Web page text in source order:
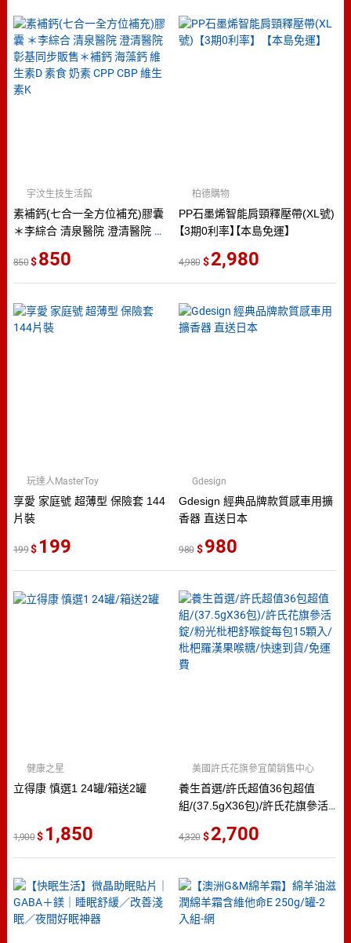
素補鈣(七合一全方位補充)膠囊
＊李綜合 清泉醫院 澄清醫院 彰
素D 素食 奶素 CPP CBP 維生素
K
宇汶生技生活館
850 850
PP石墨烯智能肩頸釋壓帶(XL號)
【3期0利率】【本島免運】
柏德購物
4,980 2,980
享愛 家庭號 超薄型 保險套 144
片裝
玩達人MasterToy
199 199
Gdesign 經典品牌款質感車用擴
香器 直送日本
Gdesign
980 980
立得康 慎選1 24罐/箱送2罐
健康之星
1,900 1,850
養生首選/許氏超值36包超值
組/(37.5gX36包)/許氏花旗參活
枇杷羅漢果喉糖/快速到貨/免運
費
美國許氏花旗參宜蘭銷售中心
4,320 2,700